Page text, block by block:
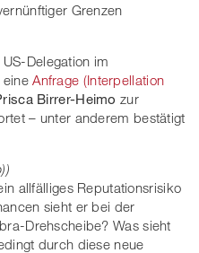
Grenzen
Delegation im
eineAnfrage (Interpellation
Birrer-Heimo zur
– unter anderem bestätigt
allfälliges Reputationsrisiko
sieht er bei der
Drehscheibe? Was sieht
durch diese neue